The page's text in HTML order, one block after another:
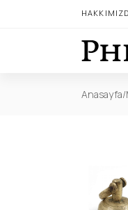
Anasayfa/